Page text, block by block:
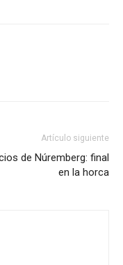
Artículo siguiente
de Núremberg: final
en la horca